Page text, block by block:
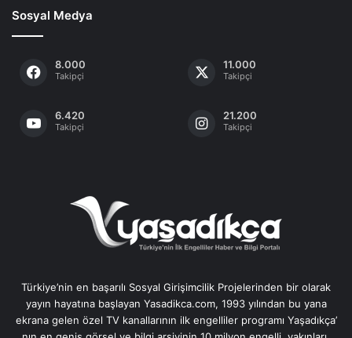
Sosyal Medya
8.000
Takipçi
11.000
Takipçi
6.420
Takipçi
21.200
Takipçi
Türkiye’nin en başarılı Sosyal Girişimcilik Projelerinden bir olarak
yayın hayatına başlayan Yasadikca.com, 1993 yılından bu yana
ekrana gelen özel TV kanallarının ilk engelliler programı Yaşadıkça’